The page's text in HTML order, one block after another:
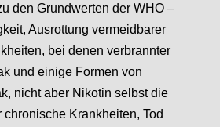
den Grundwerten der WHO –
Ausrottung vermeidbarer
bei denen verbrannter
und einige Formen von
nicht aber Nikotin selbst die
chronische Krankheiten, Tod